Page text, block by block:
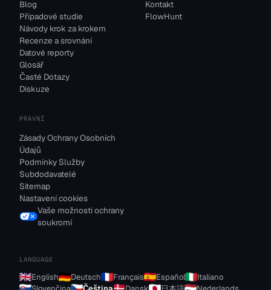
Blog
Případové studie
Návody krok za krokem
Recenze a srovnání
Datové reporty
Glosář
Časté Dotazy
Diskuze
Kontakt
FlowHunt
PRÁVNÍ
Zásady Ochrany Osobních
Údajů
Podmínky Služby
Subdodavatelé
Sitemap
Nastavení cookies
Vaše možnosti ochrany
soukromí
LANGUAGE
English Deutsch Français Español
Italiano